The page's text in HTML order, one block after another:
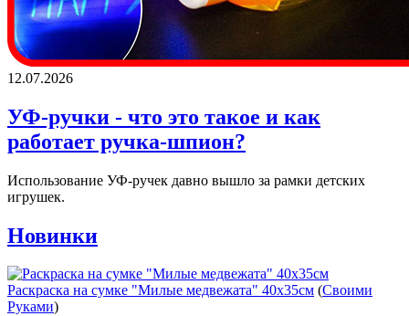
12.07.2026
УФ-ручки - что это такое и как
работает ручка-шпион?
Использование УФ-ручек давно вышло за рамки детских
игрушек.
Новинки
Раскраска на сумке "Милые медвежата" 40х35см (Своими
Руками)